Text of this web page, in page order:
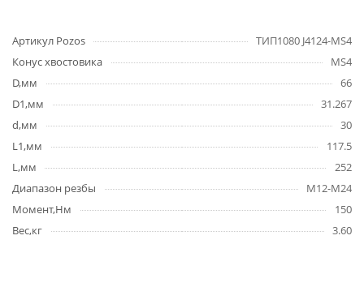
Артикул Pozos
ТИП1080 J4124-MS4
Конус хвостовика
MS4
D,мм
66
D1,мм
31.267
d,мм
30
L1,мм
117.5
L,мм
252
Диапазон резбы
M12-M24
Момент,Hм
150
Вес,кг
3.60